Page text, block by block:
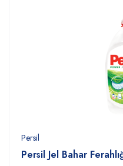
Persil
Persil Jel Bahar